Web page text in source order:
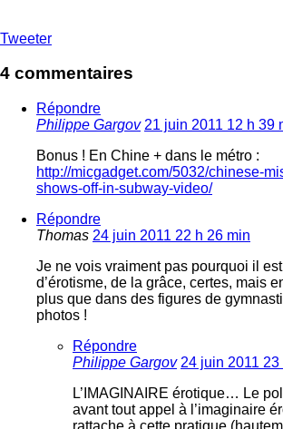
Tweeter
4 commentaires
Répondre
Philippe Gargov 21 juin 2011 12 h 39
Bonus ! En Chine + dans le métro :
http://micgadget.com/5032/chinese-
shows-off-in-subway-video/
Répondre
Thomas 24 juin 2011 22 h 26 min
Je ne vois vraiment pas pourquoi il
d’érotisme, de la grâce, certes, mais
plus que dans des figures de
photos !
Répondre
Philippe Gargov 24 juin 2011 23
L’IMAGINAIRE érotique… Le
avant tout appel à l’imaginaire
rattache à cette pratique